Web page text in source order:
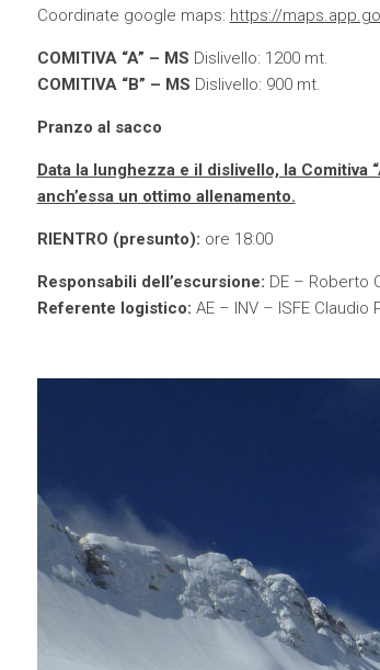
Coordinate google maps: https://
COMITIVA “A” – MS Dislivello: 1200 mt.
COMITIVA “B” – MS Dislivello: 900 mt.
Pranzo al sacco
Data la lunghezza e il dislivello, la Comitiva
anch’essa un ottimo allenamento.
RIENTRO (presunto): ore 18:00
Responsabili dell’escursione: DE – Roberto
Referente logistico: AE – INV – ISFE Claudio